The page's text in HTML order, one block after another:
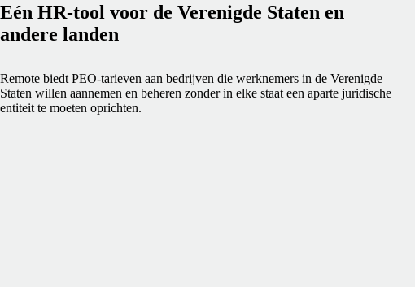
Eén HR-tool voor de Verenigde Staten en
andere landen
Remote biedt PEO-tarieven aan bedrijven die werknemers in de Verenigde
Staten willen aannemen en beheren zonder in elke staat een aparte juridische
entiteit te moeten oprichten.